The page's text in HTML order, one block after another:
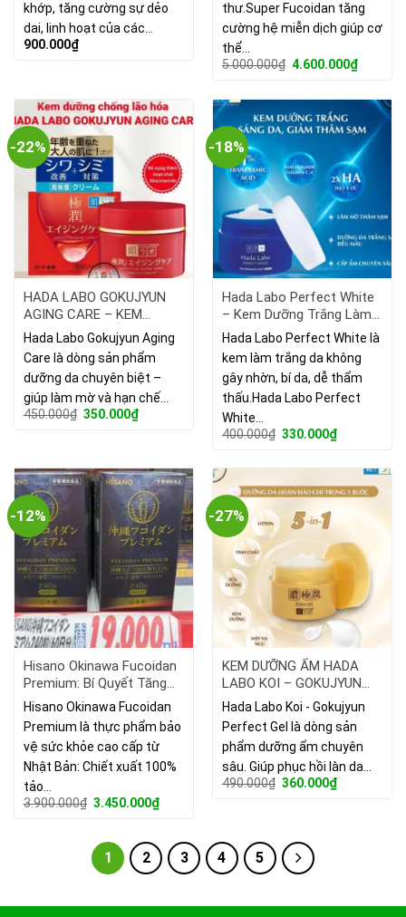
khớp, tăng cường sự dẻo
dai, linh hoạt của các…
900.000₫
thư.Super Fucoidan tăng
cường hệ miễn dịch giúp cơ
thể…
5.000.000₫ Giá
5.000.000₫.
4.600.000₫Giá
hiện
là:
-22%
HADA LABO GOKUJYUN
AGING CARE – KEM
DƯỠNG DA CHỐNG LÃO
HÓA NHẬT BẢN
Hada Labo Gokujyun Aging
Care là dòng sản phẩm
dưỡng da chuyên biệt –
giúp làm mờ và hạn chế…
450.000₫ Giá
350.000₫Giá
hiện
-18%
Hada Labo Perfect White
– Kem Dưỡng Trắng Làm
Mờ Thâm Nám
Hada Labo Perfect White là
kem làm trắng da không
gây nhờn, bí da, dễ thẩm
thấu.Hada Labo Perfect
White…
400.000₫ Giá
400.000₫.
330.000₫Giá
hiện
là:
330.000₫.
-12%
Hisano Okinawa Fucoidan
Premium: Bí Quyết Tăng
Miễn Dịch Nhật Bản
Hisano Okinawa Fucoidan
Premium là thực phẩm bảo
vệ sức khỏe cao cấp từ
Nhật Bản: Chiết xuất 100%
tảo…
3.900.000₫ Giá
3.900.000₫.
3.450.000₫Giá
hiện
3.450.000₫.
-27%
KEM DƯỠNG ẨM HADA
LABO KOI – GOKUJYUN
PERFECT GEL
Hada Labo Koi - Gokujyun
Perfect Gel là dòng sản
phẩm dưỡng ẩm chuyên
sâu. Giúp phục hồi làn da…
490.000₫ Giá
360.000₫Giá
hiện
1 2 3 4 5